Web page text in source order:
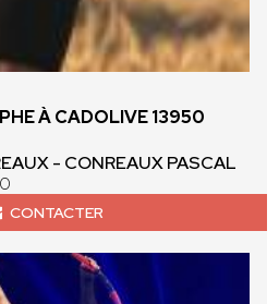
À CADOLIVE 13950
- CONREAUX PASCAL
CONTACTER